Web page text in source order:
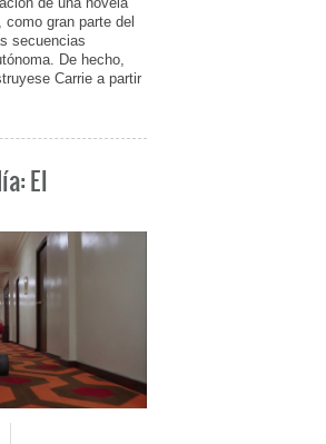
gran parte del
secuencias
De hecho,
Carrie a partir
El